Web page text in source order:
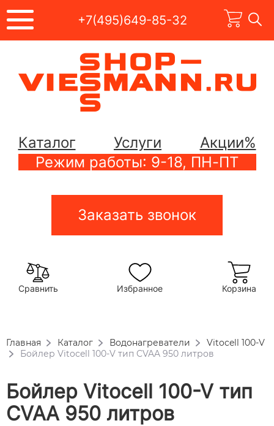
+7(495)649-85-32
Каталог Услуги
Акции%
Режим работы: 9-18, ПН-ПТ
Заказать звонок
Сравнить Избранное Корзина
Главная Каталог Водонагреватели
Vitocell 100-V
Бойлер Vitocell 100-V тип CVAA 950 литров
Бойлер Vitocell 100-V тип
CVAA 950 литров